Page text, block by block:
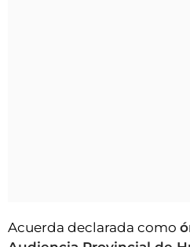
Acuerda declarada como